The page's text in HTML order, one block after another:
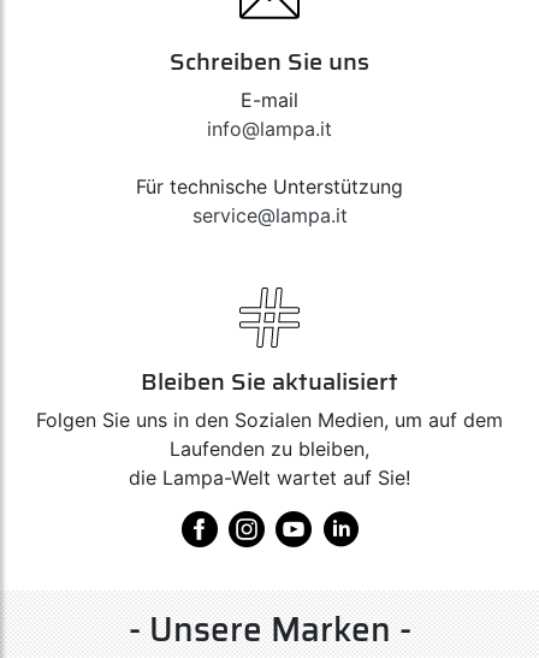
Schreiben Sie uns
E-mail
info@lampa.it
Für technische Unterstützung
service@lampa.it
Bleiben Sie aktualisiert
Folgen Sie uns in den Sozialen Medien, um auf dem
Laufenden zu bleiben,
die Lampa-Welt wartet auf Sie!
- Unsere Marken -